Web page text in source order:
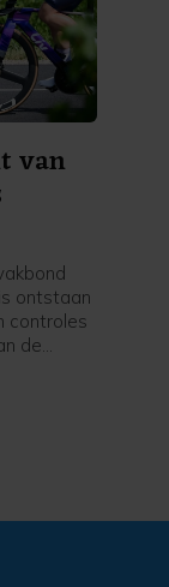
van
ontstaan
controles
de